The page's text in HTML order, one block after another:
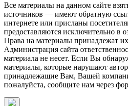
Все материалы на данном сайте
источников — имеют обратную
интернете или присланы
предоставляются исключительно в
Права на материалы принадлежат
Администрация сайта
материала не несет. Если Вы
материалы, которые нарушают
принадлежащие Вам, Вашей
пожалуйста, сообщите нам через